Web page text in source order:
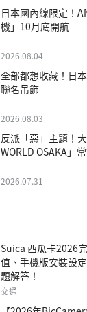
日本國內線限定！
機」10月底開航
2026.08.04
全部都想收藏！日
聯名吊飾
2026.08.03
反派「惡」主題！
WORLD OSAKA」
2026.07.31
Suica 西瓜卡2026
值、手機版安裝設
題解答！
交通